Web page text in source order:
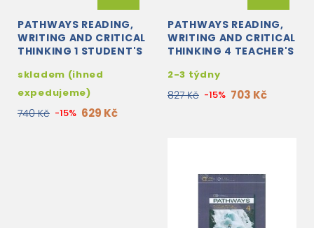
PATHWAYS READING,
WRITING AND CRITICAL
THINKING 1 STUDENT'S
WORKBOOK ACCESS
CODE
skladem (ihned
expedujeme)
740 Kč -15% 629 Kč
PATHWAYS READING,
WRITING AND CRITICAL
THINKING 4 TEACHER'S
2-3 týdny
827 Kč -15% 703 Kč